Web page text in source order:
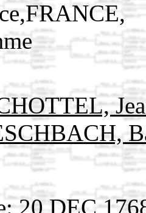
20 DEC